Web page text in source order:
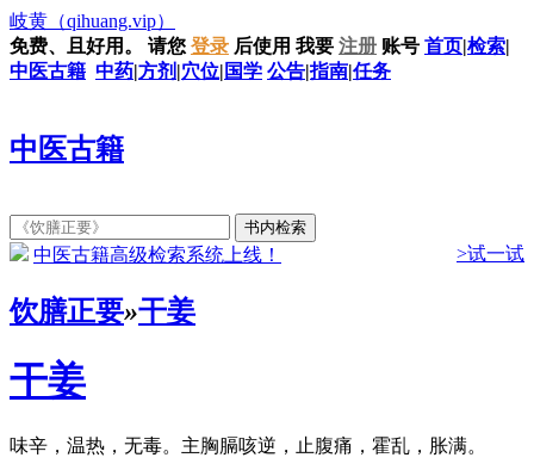
岐黄 （qihuang.vip）
免费、且好用。
请您 登录 后使用 我要 注册 账号 首页|检索|
中医古籍 中药|方剂 |穴位| 国学 公告|指南|任务
中医古籍
中医古籍高级检索系统上线！ >试一试
饮膳正要»干姜
干姜
味辛，温热，无毒。主胸膈咳逆，止腹痛，霍乱，胀满。